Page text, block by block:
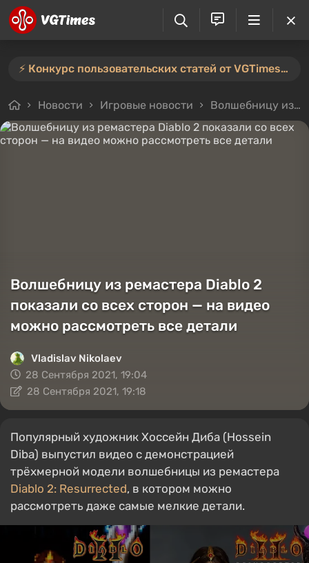
⚡️ Конкурс пользовательских статей от VGTimes продлён — участвуйте тут ⚡️
Новости Игровые новости Волшебницу из ремастера Diablo 2 показали со всех сторон — на видео можно рассмотреть все детали
Волшебницу из ремастера Diablo 2
показали со всех сторон — на видео
можно рассмотреть все детали
Vladislav Nikolaev
28 Сентября 2021, 19:04
28 Сентября 2021, 19:18
Популярный художник Хоссейн Диба (Hossein
Diba) выпустил видео с демонстрацией
трёхмерной модели волшебницы из ремастера
Diablo 2: Resurrected, в котором можно
рассмотреть даже самые мелкие детали.